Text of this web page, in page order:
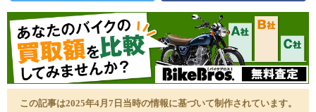
この記事は2025年4月7日当時の情報に基づいて制作されています。